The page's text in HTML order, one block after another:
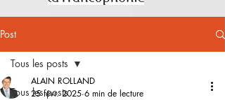
Post
Tous les posts
Tous les posts
ALAIN ROLLAND
25 févr. 2025 6 min de lecture